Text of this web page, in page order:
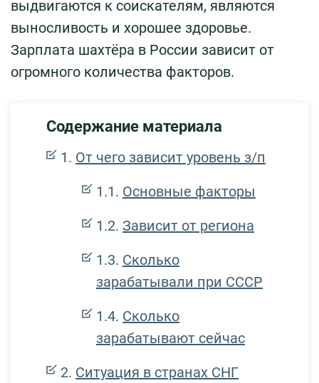
выдвигаются к соискателям, являются
выносливость и хорошее здоровье.
Зарплата шахтёра в России зависит от
огромного количества факторов.
Содержание материала
От чего зависит уровень з/п
Основные факторы
Зависит от региона
Сколько
зарабатывали при СССР
Сколько
зарабатывают сейчас
Ситуация в странах СНГ